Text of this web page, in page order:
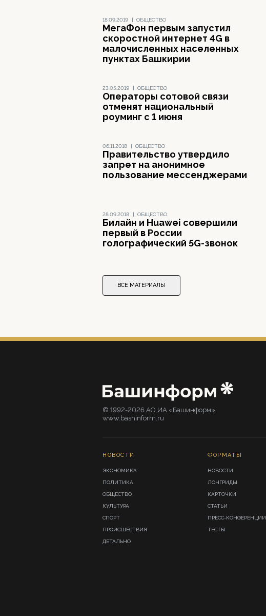
18.09.2019 | ОБЩЕСТВО
МегаФон первым запустил
скоростной интернет 4G в
малочисленных населенных
пунктах Башкирии
23.05.2019 | ОБЩЕСТВО
Операторы сотовой связи
отменят национальный
роуминг с 1 июня
06.11.2018 | ОБЩЕСТВО
Правительство утвердило
запрет на анонимное
пользование мессенджерами
28.09.2018 | ОБЩЕСТВО
Билайн и Huawei совершили
первый в России
голографический 5G-звонок
ВСЕ МАТЕРИАЛЫ
© 1992-2026 АО ИА «Башинформ».
www.bashinform.ru
НОВОСТИ
ЭКОНОМИКА
ПОЛИТИКА
ОБЩЕСТВО
КУЛЬТУРА
СПОРТ
ПРОИСШЕСТВИЯ
ДЕТАЛЬНО
ФОРМАТЫ
НОВОСТИ
ЛОНГРИДЫ
КАРТОЧКИ
СТАТЬИ
ПРЕСС-КОНФЕРЕНЦИИ
ТЕСТЫ